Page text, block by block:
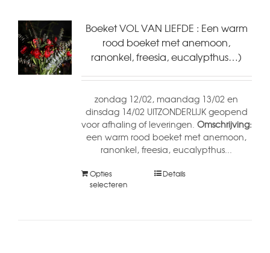
Boeket VOL VAN LIEFDE : Een warm
rood boeket met anemoon,
ranonkel, freesia, eucalypthus…)
zondag 12/02, maandag 13/02 en
dinsdag 14/02 UITZONDERLIJK geopend
voor afhaling of leveringen. Omschrijving:
een warm rood boeket met anemoon,
ranonkel, freesia, eucalypthus...
Opties
selecteren
Details